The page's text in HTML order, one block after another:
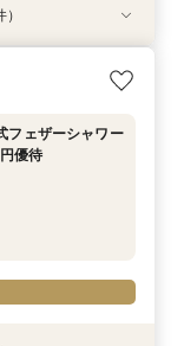
即決なしで安心＆
マパーク帰りに夜
】アットホームウ
グドッグ＆足形ス
ンちゃん優待
フェザーシャワー
優待